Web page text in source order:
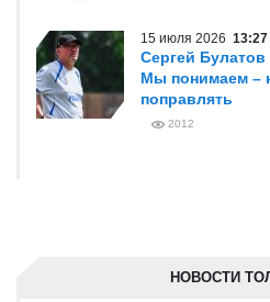
15 июля 2026 13:27
Сергей
Мы понимаем –
поправлять
2012
НОВОСТИ